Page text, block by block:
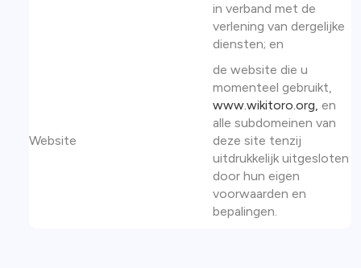
in verband met de
verlening van dergelijke
diensten; en
Website
de website die u
momenteel gebruikt,
www.wikitoro.org, en
alle subdomeinen van
deze site tenzij
uitdrukkelijk uitgesloten
door hun eigen
voorwaarden en
bepalingen.